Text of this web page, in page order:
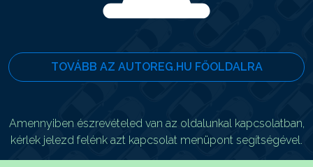
TOVÁBB AZ AUTOREG.HU FŐOLDALRA
Amennyiben észrevételed van az oldalunkal kapcsolatban,
kérlek jelezd felénk azt kapcsolat menüpont segítségével.